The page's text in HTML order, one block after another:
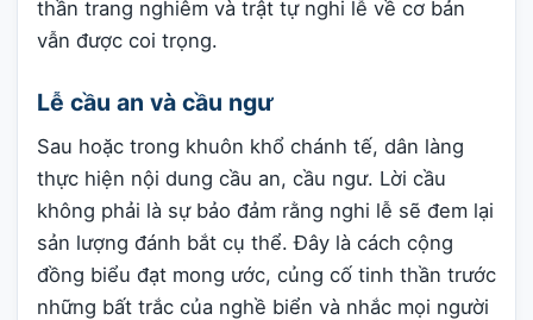
thần trang nghiêm và trật tự nghi lễ về cơ bản
vẫn được coi trọng.
Lễ cầu an và cầu ngư
Sau hoặc trong khuôn khổ chánh tế, dân làng
thực hiện nội dung cầu an, cầu ngư. Lời cầu
không phải là sự bảo đảm rằng nghi lễ sẽ đem lại
sản lượng đánh bắt cụ thể. Đây là cách cộng
đồng biểu đạt mong ước, củng cố tinh thần trước
những bất trắc của nghề biển và nhắc mọi người